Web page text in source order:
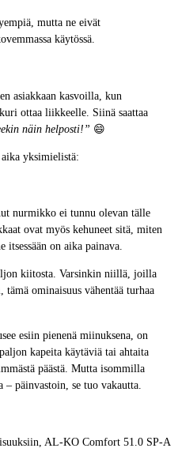
mutta ne eivät
käytössä.
asiakkaan kasvoilla, kun
ottaa liikkeelle. Siinä saattaa
näin helposti!” 😄
yksimielistä:
nurmikko ei tunnu olevan tälle
ovat myös kehuneet sitä, miten
on aika painava.
kiitosta. Varsinkin niillä, joilla
ominaisuus vähentää turhaa
esiin pienenä miinuksena, on
kapeita käytäviä tai ahtaita
päästä. Mutta isommilla
päinvastoin, se tuo vakautta.
AL-KO Comfort 51.0 SP-A